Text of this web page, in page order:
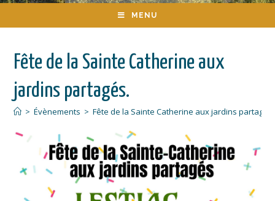
MENU
Fête de la Sainte Catherine aux
jardins partagés.
> Évènements > Fête de la Sainte Catherine aux jardins partagés.